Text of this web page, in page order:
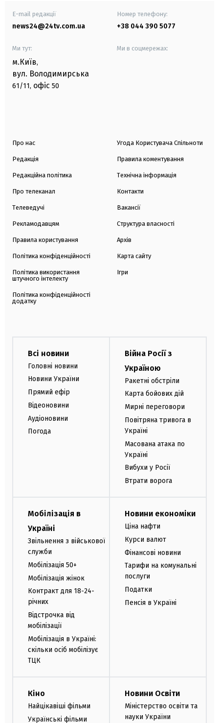
E-mail редакції
news24@24tv.com.ua
Номер телефону:
+38 044 390 5077
Ми тут:
м.Київ,
вул. Володимирська
61/11, офіс 50
Ми в соцмережах:
Про нас
Редакція
Редакційна політика
Про телеканал
Телеведучі
Рекламодавцям
Правила користування
Політика конфіденційності
Політика використання
штучного інтелекту
Політика конфіденційності
додатку
Угода Користувача Спільноти
Правила коментування
Технічна інформація
Контакти
Вакансії
Структура власності
Архів
Карта сайту
Ігри
Всі новини
Головні новини
Новини України
Прямий ефір
Відеоновини
Аудіоновини
Погода
Війна Росії з
Україною
Ракетні обстріли
Карта бойових дій
Мирні переговори
Повітряна тривога в
Україні
Масована атака по
Україні
Вибухи у Росії
Втрати ворога
Мобілізація в
Україні
Звільнення з військової
служби
Мобілізація 50+
Мобілізація жінок
Контракт для 18-24-
річних
Відстрочка від
мобілізації
Мобілізація в Україні:
скільки осіб мобілізує
ТЦК
Новини економіки
Ціна нафти
Курси валют
Фінансові новини
Тарифи на комунальні
послуги
Податки
Пенсія в Україні
Кіно
Найцікавіші фільми
Українські фільми
Новини Освіти
Міністерство освіти та
науки України